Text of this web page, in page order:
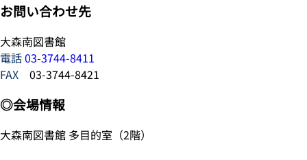
お問い合わせ先
大森南図書館
電話03-3744-8411
FAX 03-3744-8421
◎会場情報
大森南図書館 多目的室（2階）